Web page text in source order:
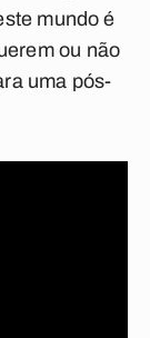
mundo é
ou não
uma pós-